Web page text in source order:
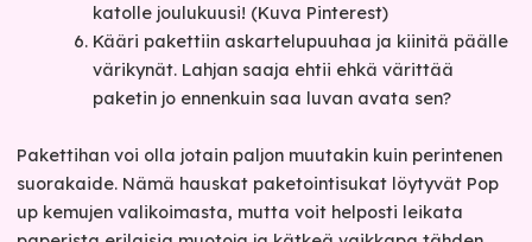
katolle joulukuusi! (Kuva Pinterest)
Kääri pakettiin askartelupuuhaa ja kiinitä päälle
värikynät. Lahjan saaja ehtii ehkä värittää
paketin jo ennenkuin saa luvan avata sen?
Pakettihan voi olla jotain paljon muutakin kuin perintenen
suorakaide. Nämä hauskat paketointisukat löytyvät Pop
up kemujen valikoimasta, mutta voit helposti leikata